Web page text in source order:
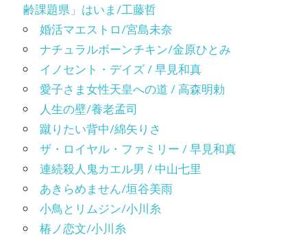
齢課題県」はいま/工藤哲
婚活マエストロ/宮島未奈
ナチュラルボーンチキン/金原ひとみ
イノセント・デイズ / 早見和真
愛子さま女性天皇への道 / 高森明勅
人生の壁/養老孟司
蹴りたい背中/綿矢りさ
ザ・ロイヤル・ファミリー / 早見和真
連続殺人鬼カエル男 / 中山七里
あきらめません/垣谷美雨
小鳥とリムジン/小川糸
椿ノ恋文/小川糸